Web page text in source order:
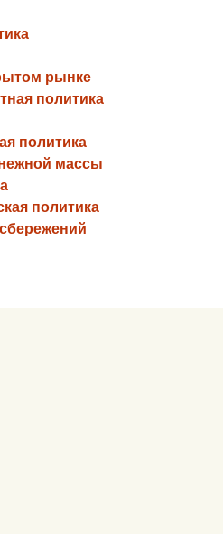
рынке
политика
политика
массы
политика